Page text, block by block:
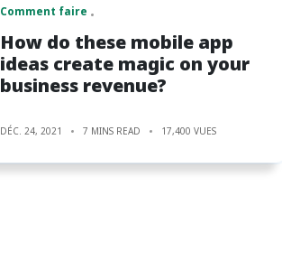
Comment faire
How do these mobile app
ideas create magic on your
business revenue?
DÉC. 24, 2021 7 MINS READ 17,400 VUES